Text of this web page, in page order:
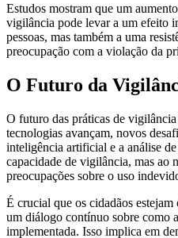
Estudos mostram que um
vigilância pode levar a um efeito
pessoas, mas também a uma
preocupação com a violação da
O Futuro da
O futuro das práticas de
tecnologias avançam, novos
inteligência artificial e a análise
capacidade de vigilância, mas ao
preocupações sobre o uso
É crucial que os cidadãos estejam
um diálogo contínuo sobre como
implementada. Isso implica em